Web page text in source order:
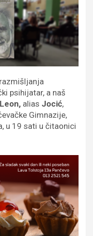
psihijatar, a naš
alias Jocić,
Gimnazije,
u 19 sati u čitaonici